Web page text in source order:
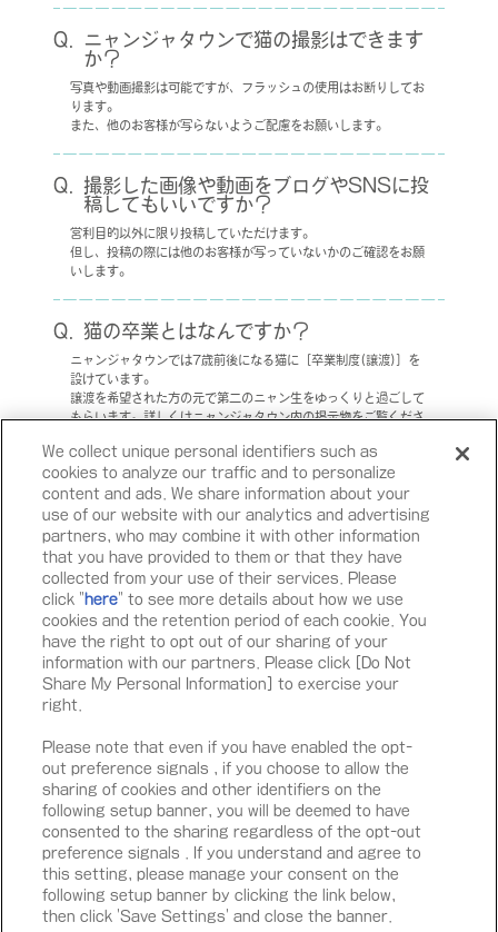
ニャンジャタウンで猫の撮影はできます
か？
写真や動画撮影は可能ですが、フラッシュの使用はお断りしてお
ります。
また、他のお客様が写らないようご配慮をお願いします。
撮影した画像や動画をブログやSNSに投
稿してもいいですか？
営利目的以外に限り投稿していただけます。
但し、投稿の際には他のお客様が写っていないかのご確認をお願
いします。
猫の卒業とはなんですか？
ニャンジャタウンでは7歳前後になる猫に［卒業制度(譲渡)］を
設けています。
譲渡を希望された方の元で第二のニャン生をゆっくりと過ごして
もらいます。詳しくはニャンジャタウン内の掲示物をご覧くださ
登録日：令和3年9月9日／有効期限：令和8年9月8日
登録業者：ピーツー・アンド・アソシエイツ株式会社
運営会社：株式会社バンダイナムコアミューズメント
We collect unique personal identifiers such as
cookies to analyze our traffic and to personalize
content and ads. We share information about your
use of our website with our analytics and advertising
partners, who may combine it with other information
that you have provided to them or that they have
collected from your use of their services. Please
click " here" to see more details about how we use
cookies and the retention period of each cookie. You
have the right to opt out of our sharing of your
information with our partners. Please click [Do Not
Share My Personal Information] to exercise your
right.
Please note that even if you have enabled the opt-
out preference signals , if you choose to allow the
sharing of cookies and other identifiers on the
following setup banner, you will be deemed to have
consented to the sharing regardless of the opt-out
preference signals . If you understand and agree to
this setting, please manage your consent on the
following setup banner by clicking the link below,
then click 'Save Settings' and close the banner.